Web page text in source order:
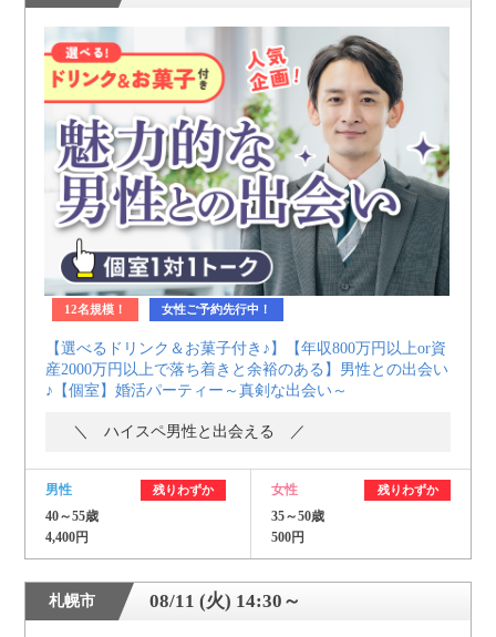
12名規模！ 女性ご予約先行中！
【選べるドリンク＆お菓子付き♪】【年収800万円以上or資
産2000万円以上で落ち着きと余裕のある】男性との出会い
♪【個室】婚活パーティー～真剣な出会い～
＼ ハイスペ男性と出会える ／
男性 残りわずか
40～55歳
4,400円
女性 残りわずか
35～50歳
500円
札幌市 08/11 (火) 14:30～